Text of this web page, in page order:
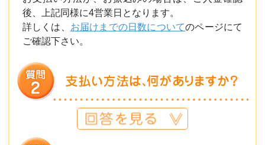
後、上記同様に4営業日となります。
詳しくは、 お届けまでの日数についてのページにて
ご確認下さい。